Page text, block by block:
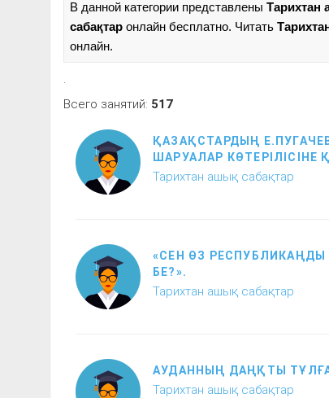
В данной категории представлены Тарихтан
сабақтар онлайн бесплатно. Читать
онлайн.
.
Всего занятий: 517
ҚАЗАҚСТАРДЫҢ
ШАРУАЛАР КӨТЕРІЛІСІНЕ
Тарихтан ашық сабақтар
«СЕН ӨЗ РЕСПУБЛИКАҢДЫ
БЕ?».
Тарихтан ашық сабақтар
АУДАННЫҢ ДАҢҚТЫ
Тарихтан ашық сабақтар